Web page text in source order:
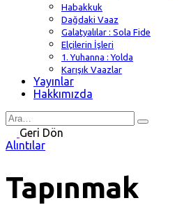
Habakkuk
Dağdaki Vaaz
Galatyalılar : Sola Fide
Elçilerin İşleri
1. Yuhanna : Yolda
Karışık Vaazlar
Yayınlar
Hakkımızda
Search
forGeri Dön
Alıntılar
Tapınmak